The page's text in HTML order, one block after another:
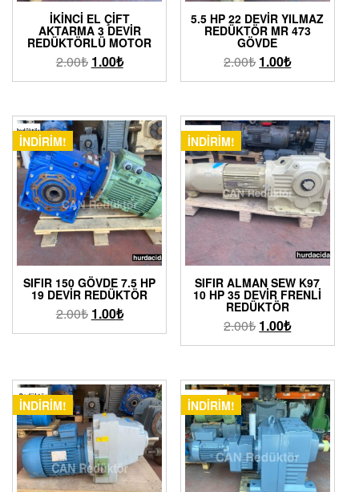
İKINCI EL ÇIFT
AKTARMA 3 DEVIR
REDÜKTÖRLÜ MOTOR
2.00₺ 1.00₺
5.5 HP 22 DEVIR YILMAZ
REDÜKTÖR MR 473
GÖVDE
2.00₺ 1.00₺
İNDIRIM!
SIFIR 150 GÖVDE 7.5 HP
19 DEVIR REDÜKTÖR
2.00₺ 1.00₺
İNDIRIM!
SIFIR ALMAN SEW K97
10 HP 35 DEVIR FRENLI
REDÜKTÖR
2.00₺ 1.00₺
İNDIRIM! İNDIRIM!